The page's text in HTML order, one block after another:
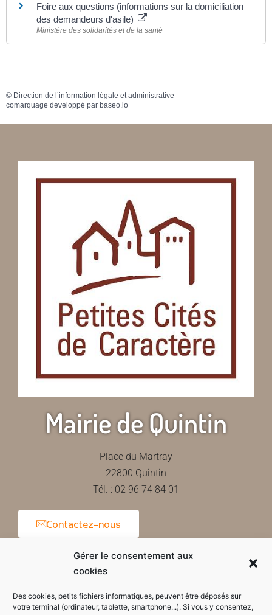
Gérer le consentement aux
cookies
Des cookies, petits fichiers informatiques, peuvent être déposés sur
votre terminal (ordinateur, tablette, smartphone...). Si vous y consentez,
Foire aux questions (informations sur la domiciliation
des demandeurs d'asile)
Ministère des solidarités et de la santé
© Direction de l’information légale et administrative
comarquage developpé par baseo.io
Mairie de Quintin
Place du Martray
22800 Quintin
Tél. : 02 96 74 84 01
Contactez-nous
Horaires d'ouverture de la mairie